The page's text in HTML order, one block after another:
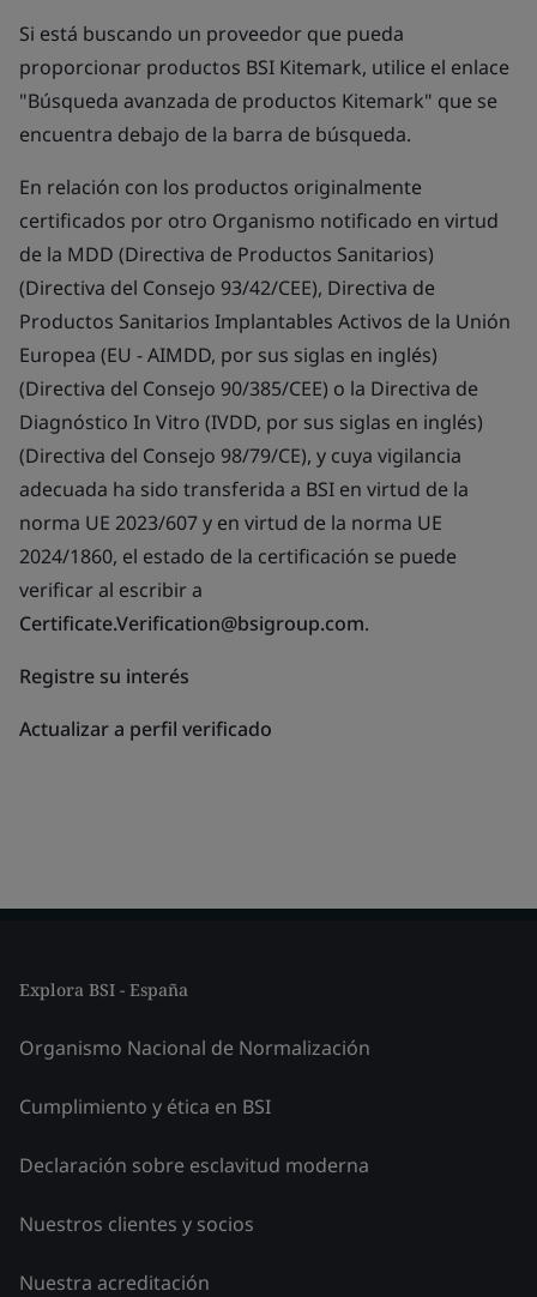
Si está buscando un proveedor que pueda
proporcionar productos BSI Kitemark, utilice el enlace
"Búsqueda avanzada de productos Kitemark" que se
encuentra debajo de la barra de búsqueda.
En relación con los productos originalmente
certificados por otro Organismo notificado en virtud
de la MDD (Directiva de Productos Sanitarios)
(Directiva del Consejo 93/42/CEE), Directiva de
Productos Sanitarios Implantables Activos de la Unión
Europea (EU - AIMDD, por sus siglas en inglés)
(Directiva del Consejo 90/385/CEE) o la Directiva de
Diagnóstico In Vitro (IVDD, por sus siglas en inglés)
(Directiva del Consejo 98/79/CE), y cuya vigilancia
adecuada ha sido transferida a BSI en virtud de la
norma UE 2023/607 y en virtud de la norma UE
2024/1860, el estado de la certificación se puede
verificar al escribir a
Certificate.Verification@bsigroup.com.
Registre su interés
Actualizar a perfil verificado
Explora BSI - España
Organismo Nacional de Normalización
Cumplimiento y ética en BSI
Declaración sobre esclavitud moderna
Nuestros clientes y socios
Nuestra acreditación